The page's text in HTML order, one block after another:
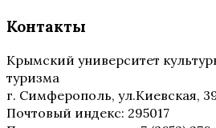
Контакты
Крымский университет
туризма
г. Симферополь, ул.Киевская,
Почтовый индекс: 295017